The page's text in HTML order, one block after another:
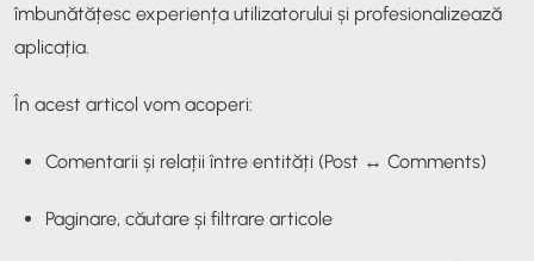
îmbunătățesc experiența utilizatorului și profesionalizează
aplicația.
În acest articol vom acoperi:
Comentarii și relații între entități (Post ↔ Comments)
Paginare, căutare și filtrare articole